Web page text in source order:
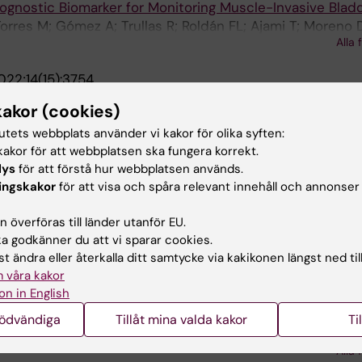
Biomarker for Monitoring Muscle-Invasive
M; Gómez A; Trullas R; Roldán FL; Ajami T; Moreno
Alla
Ingelmo-Torres M; Lozano JJ; Carrasco R; Cuñado A;
OF UROLOGY.2022;40(8):2033-2039
of TERT promoter mutation and circulating tumor
cancer
M; Gómez A; Roldán FL; Segura N; Ribal MJ; Alcaraz
Molecular Prognostic Classifier for Intermediate/High-
Ingelmo-Torres M; Carrasco R; Díaz E; Ramirez-
L; Izquierdo L
Alla
(cookies)
webbplats använder vi kakor för olika syften:
för att webbplatsen ska fungera korrekt.
för att förstå hur webbplatsen används.
för att visa och spåra relevant innehåll och
överföras till länder utanför EU.
godkänner du att vi sparar cookies.
ändra eller återkalla ditt samtycke via kakikonen längst ned
våra kakor
in English
Tillåt mina valda kakor